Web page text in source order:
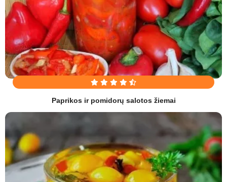
Paprikos ir pomidorų salotos žiemai